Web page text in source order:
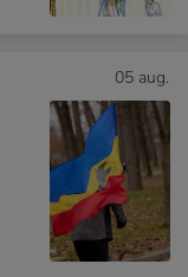
05 aug.